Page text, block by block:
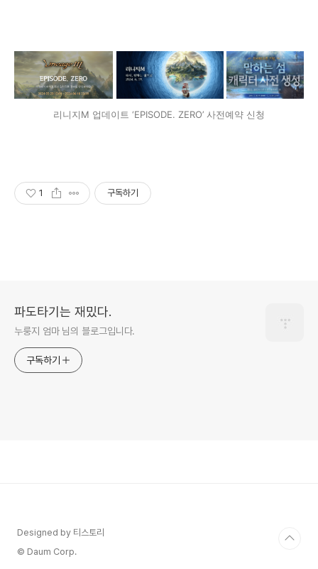
리니지M 업데이트 ‘EPISODE. ZERO’ 사전예약 신청
1 구독하기
파도타기는 재밌다.
누룽지 엄마 님의 블로그입니다.
구독하기
Designed by 티스토리
© Daum Corp.